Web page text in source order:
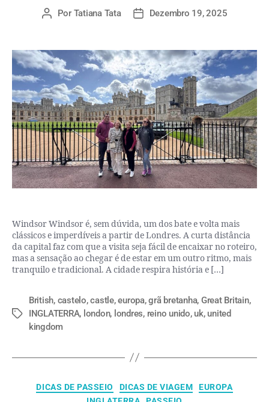
Por Tatiana Tata Dezembro 19, 2025
Windsor Windsor é, sem dúvida, um dos bate e volta mais
clássicos e imperdíveis a partir de Londres. A curta distância
da capital faz com que a visita seja fácil de encaixar no roteiro,
mas a sensação ao chegar é de estar em um outro ritmo, mais
tranquilo e tradicional. A cidade respira história e […]
British, castelo,castle,europa,grã bretanha, Great Britain,
INGLATERRA, london, londres, reino unido, uk, united
kingdom
DICAS DE PASSEIO DICAS DE VIAGEM
EUROPA